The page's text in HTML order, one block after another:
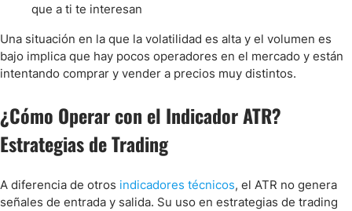
que a ti te interesan
Una situación en la que la volatilidad es alta y el volumen es
bajo implica que hay pocos operadores en el mercado y están
intentando comprar y vender a precios muy distintos.
¿Cómo Operar con el Indicador ATR?
Estrategias de Trading
A diferencia de otros indicadores técnicos, el ATR no genera
señales de entrada y salida. Su uso en estrategias de trading